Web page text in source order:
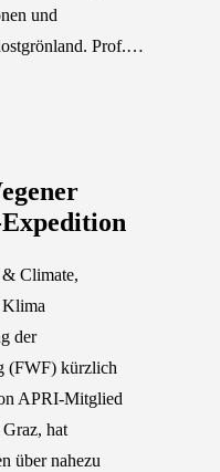
und
Prof.…
& Climate,
der
(FWF) kürzlich
APRI-Mitglied
hat
über nahezu